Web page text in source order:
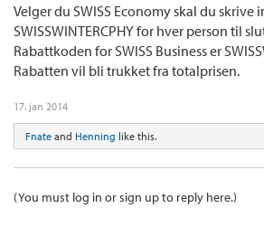
Velger du SWISS Economy skal du skrive
SWISSWINTERCPHY for hver person til
Rabattkoden for SWISS Business er
Rabatten vil bli trukket fra totalprisen.
17. jan 2014
Fnate and Henning like this.
(You must log in or sign up to reply here.)